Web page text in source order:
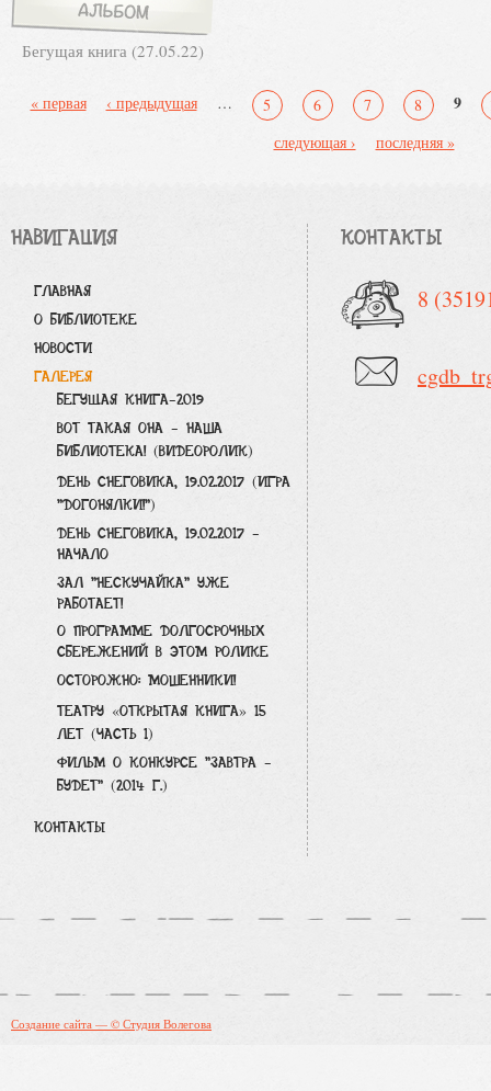
Бегущая книга (27.05.22)
Страницы
« первая ‹ предыдущая … 5 6 7 8 9
следующая ›
последняя »
НАВИГАЦИЯ
ГЛАВНАЯ
О БИБЛИОТЕКЕ
НОВОСТИ
ГАЛЕРЕЯ
БЕГУЩАЯ КНИГА-2019
ВОТ ТАКАЯ ОНА - НАША
БИБЛИОТЕКА! (ВИДЕОРОЛИК)
ДЕНЬ СНЕГОВИКА, 19.02.2017 (ИГРА
"ДОГОНЯЛКИ!")
ДЕНЬ СНЕГОВИКА, 19.02.2017 -
НАЧАЛО
ЗАЛ "НЕСКУЧАЙКА" УЖЕ
РАБОТАЕТ!
О ПРОГРАММЕ ДОЛГОСРОЧНЫХ
СБЕРЕЖЕНИЙ В ЭТОМ РОЛИКЕ
ОСТОРОЖНО: МОШЕННИКИ!
ТЕАТРУ «ОТКРЫТАЯ КНИГА» 15
ЛЕТ (ЧАСТЬ 1)
ФИЛЬМ О КОНКУРСЕ "ЗАВТРА -
БУДЕТ" (2014 Г.)
КОНТАКТЫ
КОНТАКТЫ
8
Создание сайта — © Студия Волегова